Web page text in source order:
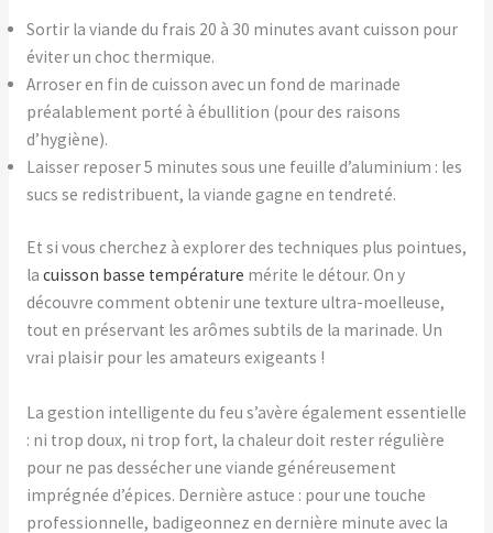
Sortir la viande du frais 20 à 30 minutes avant cuisson pour
éviter un choc thermique.
Arroser en fin de cuisson avec un fond de marinade
préalablement porté à ébullition (pour des raisons
d’hygiène).
Laisser reposer 5 minutes sous une feuille d’aluminium : les
sucs se redistribuent, la viande gagne en tendreté.
Et si vous cherchez à explorer des techniques plus pointues,
la cuisson basse température mérite le détour. On y
découvre comment obtenir une texture ultra-moelleuse,
tout en préservant les arômes subtils de la marinade. Un
vrai plaisir pour les amateurs exigeants !
La gestion intelligente du feu s’avère également essentielle
: ni trop doux, ni trop fort, la chaleur doit rester régulière
pour ne pas dessécher une viande généreusement
imprégnée d’épices. Dernière astuce : pour une touche
professionnelle, badigeonnez en dernière minute avec la